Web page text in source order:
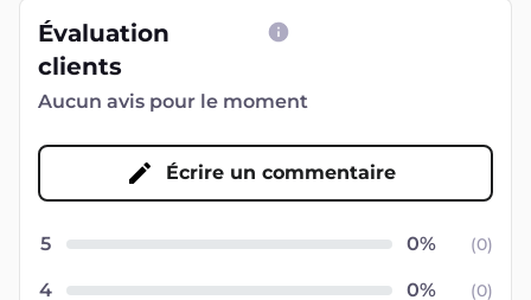
Évaluation
clients
Aucun avis pour le moment
Écrire un commentaire
5 (0)
4 (0)